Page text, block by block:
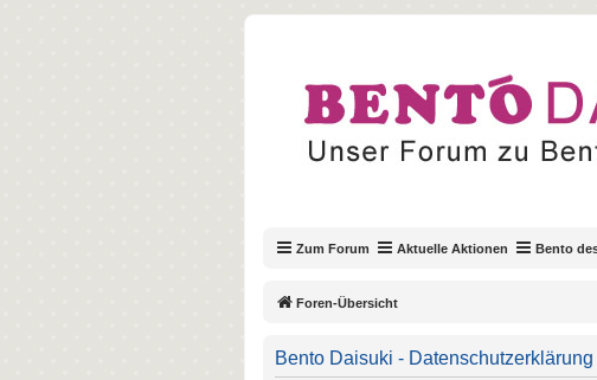
Zum Forum Aktuelle Aktionen Bento
Foren-Übersicht
Bento Daisuki - Datenschutzerklärung